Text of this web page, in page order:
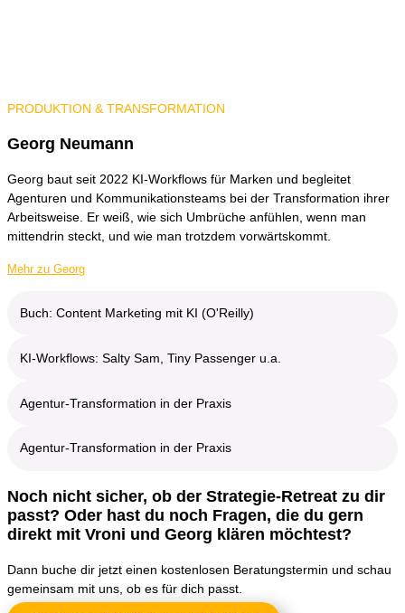
PRODUKTION & TRANSFORMATION
Georg Neumann
Georg baut seit 2022 KI-Workflows für Marken und begleitet
Agenturen und Kommunikationsteams bei der Transformation ihrer
Arbeitsweise. Er weiß, wie sich Umbrüche anfühlen, wenn man
mittendrin steckt, und wie man trotzdem vorwärtskommt.
Mehr zu Georg
Buch: Content Marketing mit KI (O'Reilly)
KI-Workflows: Salty Sam, Tiny Passenger u.a.
Agentur-Transformation in der Praxis
Agentur-Transformation in der Praxis
Noch nicht sicher, ob der Strategie-Retreat zu dir
passt? Oder hast du noch Fragen, die du gern
direkt mit Vroni und Georg klären möchtest?
Dann buche dir jetzt einen kostenlosen Beratungstermin und schau
gemeinsam mit uns, ob es für dich passt.